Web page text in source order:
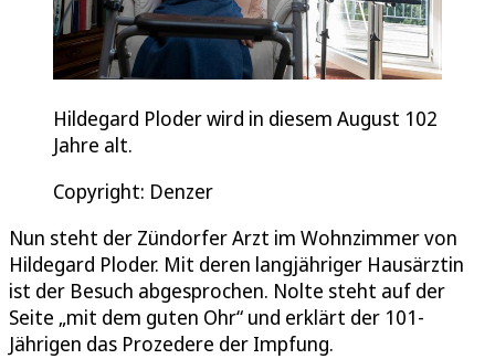
Hildegard Ploder wird in diesem August 102
Jahre alt.
Copyright: Denzer
Nun steht der Zündorfer Arzt im Wohnzimmer von
Hildegard Ploder. Mit deren langjähriger Hausärztin
ist der Besuch abgesprochen. Nolte steht auf der
Seite „mit dem guten Ohr“ und erklärt der 101-
Jährigen das Prozedere der Impfung.